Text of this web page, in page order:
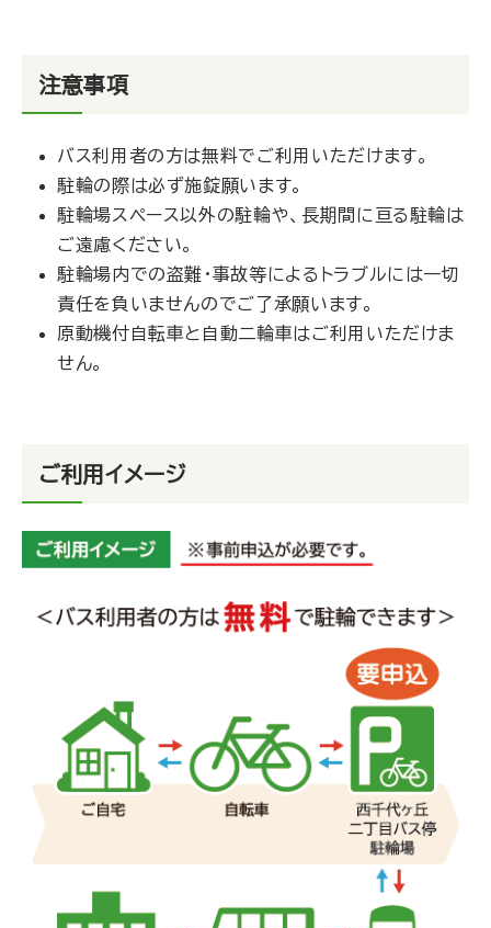
注意事項
バス利用者の方は無料でご利用いただけます。
駐輪の際は必ず施錠願います。
駐輪場スペース以外の駐輪や、長期間に亘る駐輪は
ご遠慮ください。
駐輪場内での盗難・事故等によるトラブルには一切
責任を負いませんのでご了承願います。
原動機付自転車と自動二輪車はご利用いただけま
せん。
ご利用イメージ